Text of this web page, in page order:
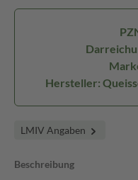
Hersteller:
LMIV Angaben
Beschreibung